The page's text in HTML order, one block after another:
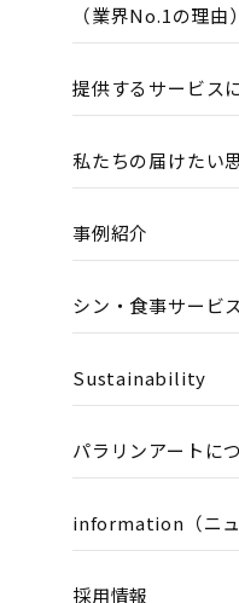
（業界No.1の理由）
提供するサービス
私たちの届けたい
事例紹介
シン・食事サービス
Sustainability
パラリンアートに
information（ニュ
採用情報